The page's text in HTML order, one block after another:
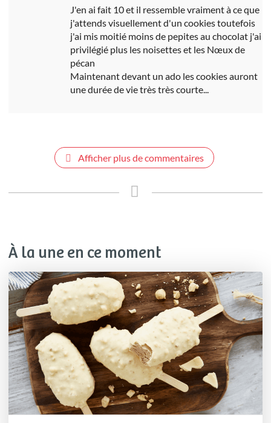
J'en ai fait 10 et il ressemble vraiment à ce que
j'attends visuellement d'un cookies toutefois
j'ai mis moitié moins de pepites au chocolat j'ai
privilégié plus les noisettes et les Nœux de
pécan
Maintenant devant un ado les cookies auront
une durée de vie très très courte...
Afficher plus de commentaires
À la une en ce moment